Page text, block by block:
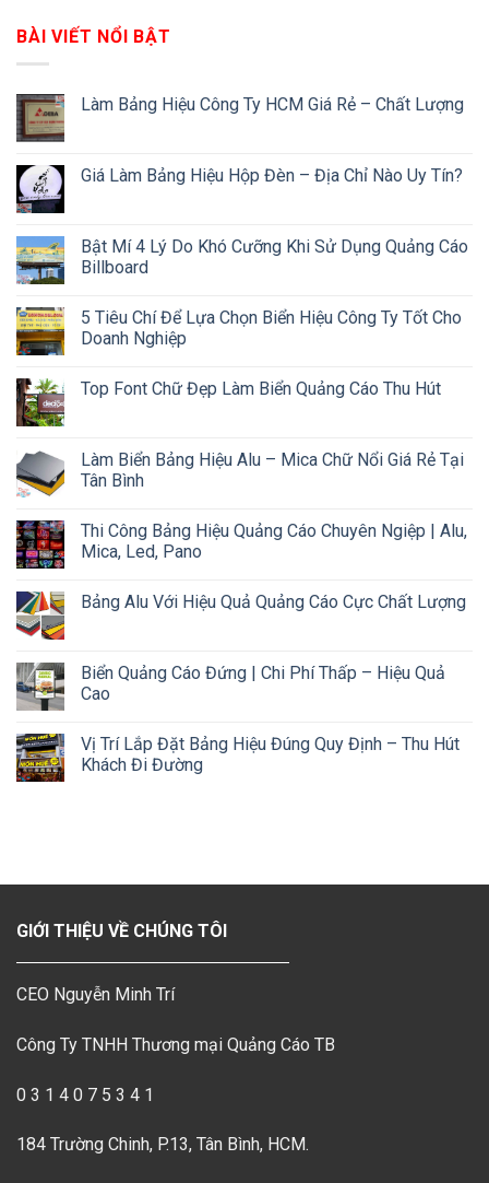
BÀI VIẾT NỔI BẬT
Làm Bảng Hiệu Công Ty HCM Giá Rẻ – Chất Lượng
Giá Làm Bảng Hiệu Hộp Đèn – Địa Chỉ Nào Uy Tín?
Bật Mí 4 Lý Do Khó Cưỡng Khi Sử Dụng Quảng Cáo
Billboard
5 Tiêu Chí Để Lựa Chọn Biển Hiệu Công Ty Tốt Cho
Doanh Nghiệp
Top Font Chữ Đẹp Làm Biển Quảng Cáo Thu Hút
Làm Biển Bảng Hiệu Alu – Mica Chữ Nổi Giá Rẻ Tại
Tân Bình
Thi Công Bảng Hiệu Quảng Cáo Chuyên Ngiệp | Alu,
Mica, Led, Pano
Bảng Alu Với Hiệu Quả Quảng Cáo Cực Chất Lượng
Biển Quảng Cáo Đứng | Chi Phí Thấp – Hiệu Quả
Cao
Vị Trí Lắp Đặt Bảng Hiệu Đúng Quy Định – Thu Hút
Khách Đi Đường
GIỚI THIỆU VỀ CHÚNG TÔI
CEO Nguyễn Minh Trí
Công Ty TNHH Thương mại Quảng Cáo TB
0 3 1 4 0 7 5 3 4 1
184 Trường Chinh, P.13, Tân Bình, HCM.